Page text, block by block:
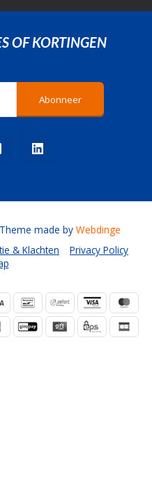
OF KORTINGEN
Abonneer
& Klachten
Privacy Policy
made by Webdinge